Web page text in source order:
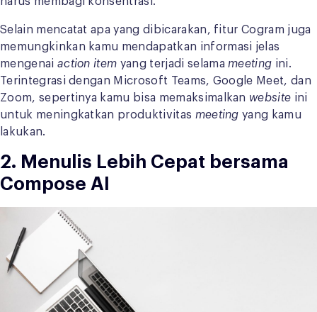
Selain mencatat apa yang dibicarakan, fitur Cogram juga
memungkinkan kamu mendapatkan informasi jelas
mengenai action item yang terjadi selamameeting ini.
Terintegrasi dengan Microsoft Teams, Google Meet, dan
Zoom, sepertinya kamu bisa memaksimalkan website ini
untuk meningkatkan produktivitas meeting yang kamu
lakukan.
2. Menulis Lebih Cepat bersama
Compose AI